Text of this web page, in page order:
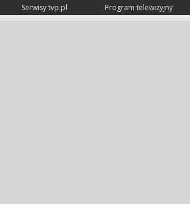
Serwisy tvp.pl Program telewizyjny